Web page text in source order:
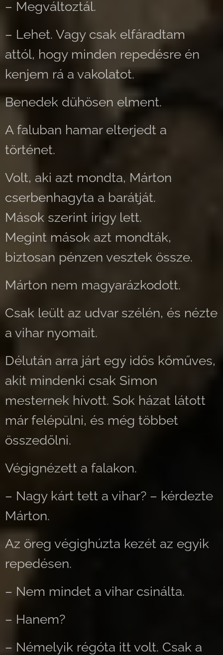
– Megváltoztál.
– Lehet. Vagy csak elfáradtam
attól, hogy minden repedésre én
kenjem rá a vakolatot.
Benedek dühösen elment.
A faluban hamar elterjedt a
történet.
Volt, aki azt mondta, Márton
cserbenhagyta a barátját.
Mások szerint irigy lett.
Megint mások azt mondták,
biztosan pénzen vesztek össze.
Márton nem magyarázkodott.
Csak leült az udvar szélén, és nézte
a vihar nyomait.
Délután arra járt egy idős kőműves,
akit mindenki csak Simon
mesternek hívott. Sok házat látott
már felépülni, és még többet
összedőlni.
Végignézett a falakon.
– Nagy kárt tett a vihar? – kérdezte
Márton.
Az öreg végighúzta kezét az egyik
repedésen.
– Nem mindet a vihar csinálta.
– Hanem?
– Némelyik régóta itt volt. Csak a